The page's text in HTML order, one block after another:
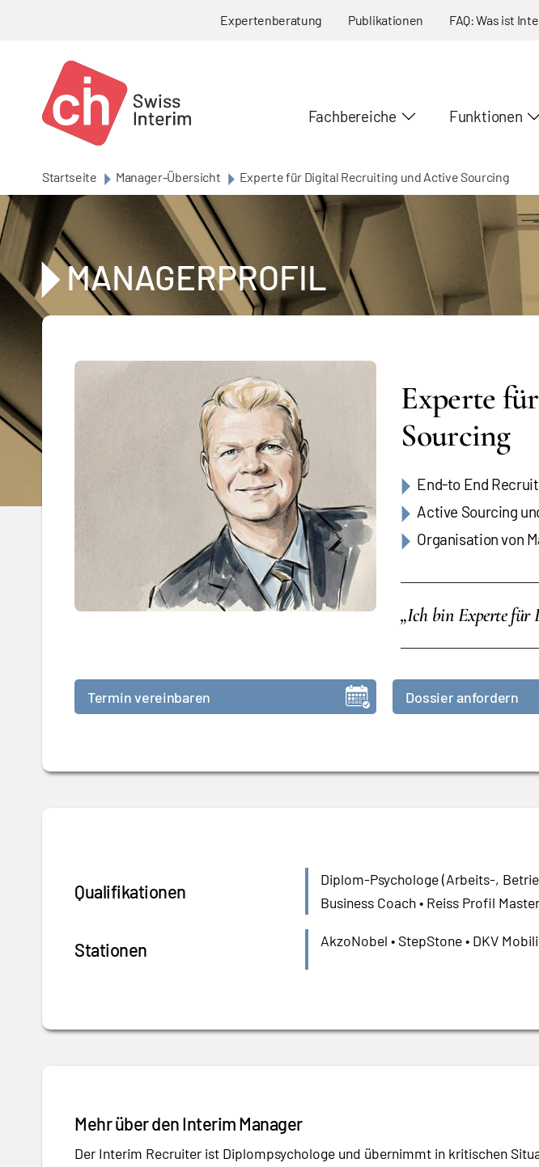
Expertenberatung Publikationen FAQ: Was ist
Fachbereiche Funktionen
Startseite Manager-Übersicht Experte für Digital Recruiting und Active Sourcing
MANAGERPROFIL
Experte
Sourcing
End-to End
Active Sourcing
Organisation von
„Ich bin Experte für
Termin vereinbaren Dossier anfordern
Qualifikationen
Diplom-Psychologe (Arbeits-,
Business Coach • Reiss Profil Master
Stationen AkzoNobel • StepStone • DKV
Mehr über den Interim Manager
Der Interim Recruiter ist Diplompsychologe und übernimmt in kritischen